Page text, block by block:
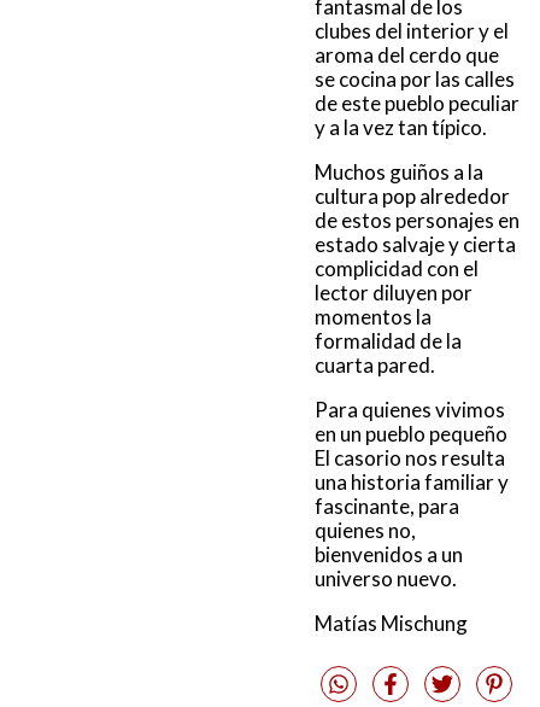
fantasmal de los
clubes del interior y el
aroma del cerdo que
se cocina por las calles
de este pueblo peculiar
y a la vez tan típico.
Muchos guiños a la
cultura pop alrededor
de estos personajes en
estado salvaje y cierta
complicidad con el
lector diluyen por
momentos la
formalidad de la
cuarta pared.
Para quienes vivimos
en un pueblo pequeño
El casorio nos resulta
una historia familiar y
fascinante, para
quienes no,
bienvenidos a un
universo nuevo.
Matías Mischung